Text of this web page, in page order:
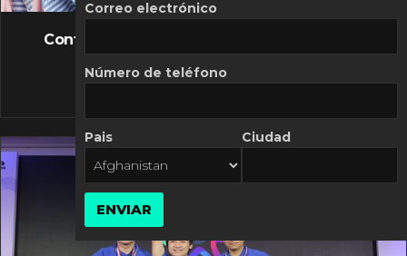
FLASH NEWS
Controversia de Mercado Libre por costos
10 MARZO, 2026
Correo electrónico
Número de teléfono
Pais Ciudad
ENVIAR